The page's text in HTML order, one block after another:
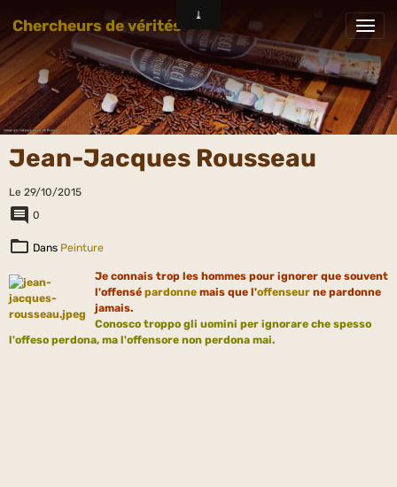
Chercheurs de vérités
Jean-Jacques Rousseau
Le 29/10/2015
0
Dans Peinture
Je connais trop les hommes pour ignorer que souvent
l'offensé pardonne mais que l'offenseur ne pardonne
jamais.
Conosco troppo gli uomini per ignorare che spesso
l'offeso perdona, ma l'offensore non perdona mai.